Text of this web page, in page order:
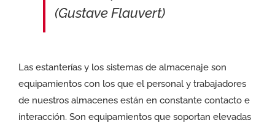
(Gustave Flauvert)
Las estanterías y los sistemas de almacenaje son
equipamientos con los que el personal y trabajadores
de nuestros almacenes están en constante contacto e
interacción. Son equipamientos que soportan elevadas